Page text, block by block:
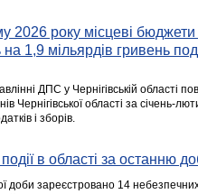
2026 року місцеві
1,9 мільярдів гривень
ДПС у Чернігівській області
Чернігівської області за січень-
і зборів.
в області за останню
доби зареєстровано 14